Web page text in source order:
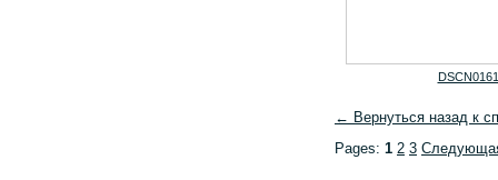
DSCN0161
← Вернуться назад к
Pages: 1 2 3